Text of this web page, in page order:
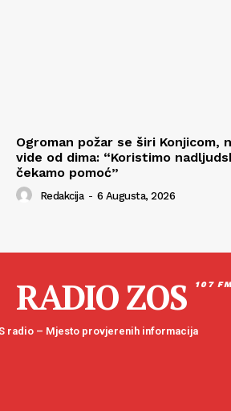
Ogroman požar se širi Konjicom,
vide od dima: “Koristimo
čekamo pomoć”
Redakcija - 6 Augusta, 2026
RADIO ZOS 107
radio – Mjesto provjerenih informacija